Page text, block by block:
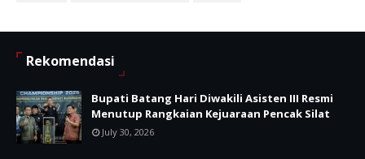
Rekomendasi
Bupati Batang Hari Diwakili Asisten III Resmi
Menutup Rangkaian Kejuaraan Pencak Silat
July 30, 2026